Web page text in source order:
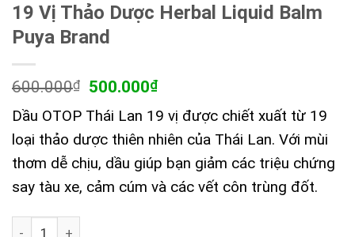
19 Vị Thảo Dược Herbal Liquid Balm
Puya Brand
600.000₫
Giá
là:
600.000₫.
500.000₫Giá
tại
là:
500.000₫.
Dầu OTOP Thái Lan 19 vị được chiết xuất từ 19
loại thảo dược thiên nhiên của Thái Lan. Với mùi
thơm dễ chịu, dầu giúp bạn giảm các triệu chứng
say tàu xe, cảm cúm và các vết côn trùng đốt.
Lốc 12 Chai Dầu Gió OTOP Thái Lan 19 Vị Thảo Dược